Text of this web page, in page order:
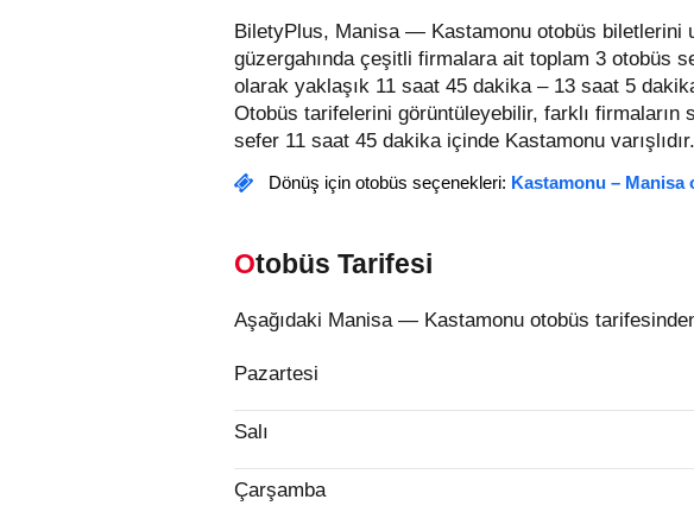
BiletyPlus, Manisa — Kastamonu otobüs biletlerini
güzergahında çeşitli firmalara ait toplam 3 otobüs
olarak yaklaşık 11 saat 45 dakika – 13 saat 5
Otobüs tarifelerini görüntüleyebilir, farklı firmaların
sefer 11 saat 45 dakika içinde Kastamonu varışlıdır.
Dönüş için otobüs seçenekleri: Kastamonu – Manisa
Otobüs Tarifesi
Aşağıdaki Manisa — Kastamonu otobüs
Pazartesi
Salı
Çarşamba